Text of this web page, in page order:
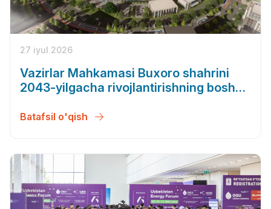
27 iyul 2026
Vazirlar Mahkamasi Buxoro shahrini
2043-yilgacha rivojlantirishning bosh
Batafsil o'qish